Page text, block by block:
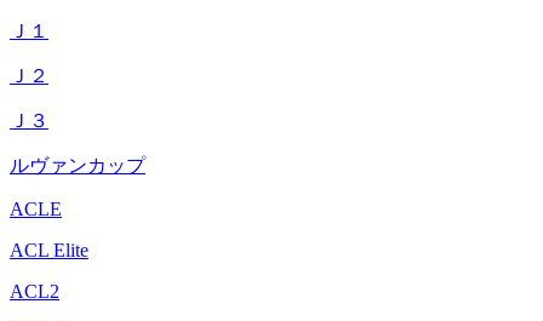
Ｊ１
Ｊ２
Ｊ３
ルヴァンカップ
ACLE
ACL Elite
ACL2